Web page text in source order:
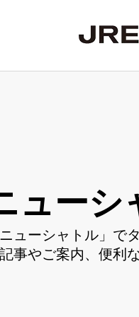
ューシ
ューシャトル」で
事やご案内、便利